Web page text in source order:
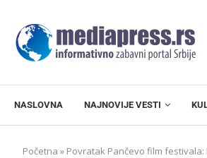
NASLOVNA NAJNOVIJE VESTI
Početna » Povratak Pančevo film festivala: